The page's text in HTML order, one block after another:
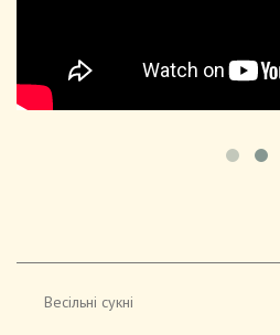
Весільні сукні